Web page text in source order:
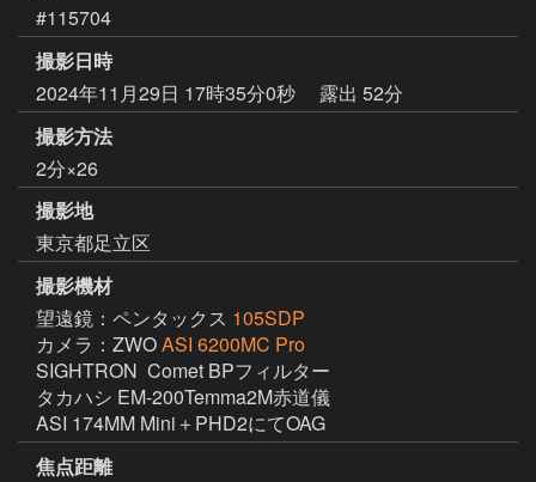
#115704
撮影日時
2024年11月29日 17時35分0秒
露出 52分
撮影方法
2分×26
撮影地
東京都足立区
撮影機材
望遠鏡：ペンタックス 105SDP
カメラ：ZWOASI 6200MC Pro
SIGHTRON  Comet BPフィルター
タカハシ EM-200Temma2M赤道儀
ASI 174MM Mini＋PHD2にてOAG
焦点距離